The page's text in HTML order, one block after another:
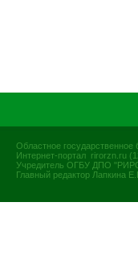
Областное
Интернет-портал rirorzn.ru
Учредитель ОГБУ ДПО
Главный редактор Лапкина